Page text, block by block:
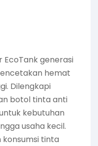
EcoTank generasi
hemat
Dilengkapi
botol tinta anti
kebutuhan
usaha kecil.
konsumsi tinta